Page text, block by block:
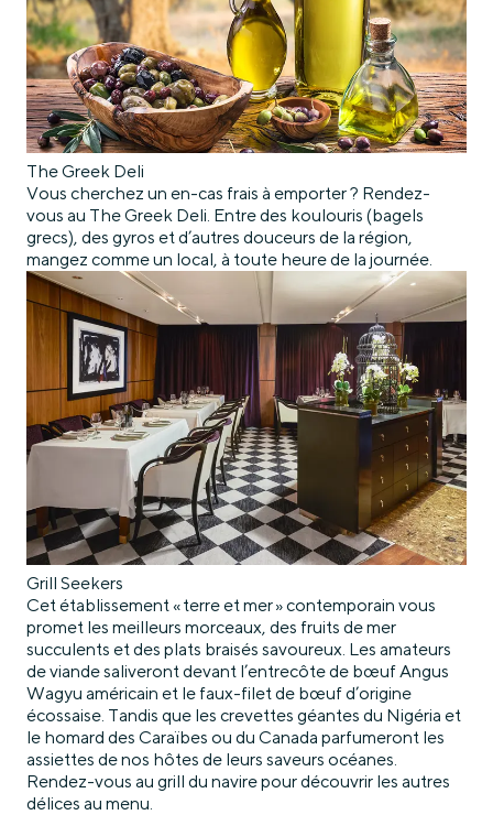
The Greek Deli
Vous cherchez un en-cas frais à emporter ? Rendez-
vous au The Greek Deli. Entre des koulouris (bagels
grecs), des gyros et d’autres douceurs de la région,
mangez comme un local, à toute heure de la journée.
Grill Seekers
Cet établissement « terre et mer » contemporain vous
promet les meilleurs morceaux, des fruits de mer
succulents et des plats braisés savoureux. Les amateurs
de viande saliveront devant l’entrecôte de bœuf Angus
Wagyu américain et le faux-filet de bœuf d’origine
écossaise. Tandis que les crevettes géantes du Nigéria et
le homard des Caraïbes ou du Canada parfumeront les
assiettes de nos hôtes de leurs saveurs océanes.
Rendez-vous au grill du navire pour découvrir les autres
délices au menu.